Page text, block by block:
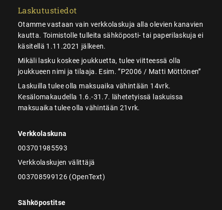
Laskutustiedot
Otamme vastaan vain verkkolaskuja alla olevien kanavien
kautta. Toimistolle tulleita sähköposti- tai paperilaskuja ei
käsitellä 1.11.2021 jälkeen.
Mikäli lasku koskee joukkuetta, tulee viitteessä olla
joukkueen nimi ja tilaaja. Esim. ”P2006 / Matti Möttönen”
Laskuilla tulee olla maksuaika vähintään 14vrk.
Kesälomakaudella 1.6.-31.7. lähetetyissä laskuissa
maksuaika tulee olla vähintään 21vrk.
Verkkolaskuna
003701985593
Verkkolaskujen välittäjä
003708599126 (OpenText)
Sähköpostitse